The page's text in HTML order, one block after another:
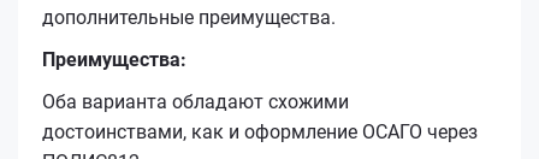
дополнительные преимущества.
Преимущества:
Оба варианта обладают схожими
достоинствами, как и оформление ОСАГО через